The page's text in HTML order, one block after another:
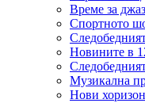
Време за джаз
Спортното
Новините в
Музикална
Нови